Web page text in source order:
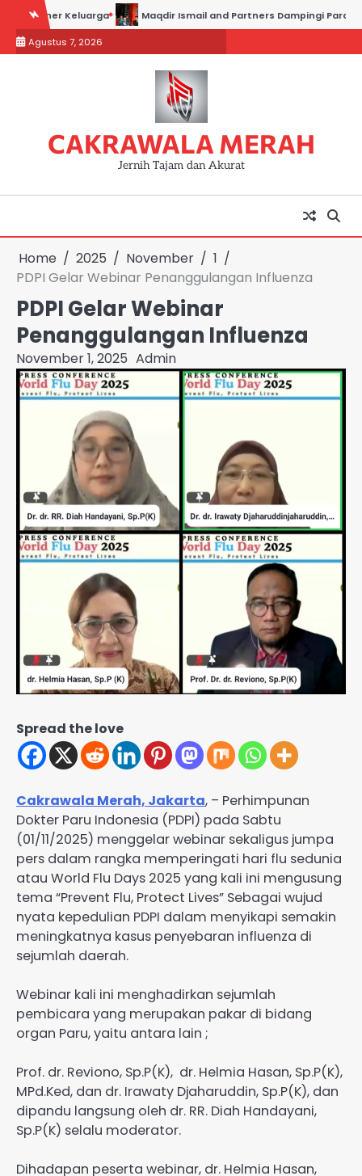
content
Keluarga Maqdir Ismail and Partners Dampingi Para Saksi
Agustus 7, 2026
CAKRAWALA MERAH
Jernih Tajam dan Akurat
Home 2025 November
1
PDPI Gelar Webinar Penanggulangan Influenza
PDPI Gelar Webinar
Penanggulangan Influenza
November 1, 2025 Admin
Spread the love
Cakrawala Merah, Jakarta, – Perhimpunan
Dokter Paru Indonesia (PDPI) pada Sabtu
(01/11/2025) menggelar webinar sekaligus jumpa
pers dalam rangka memperingati hari flu sedunia
atau World Flu Days 2025 yang kali ini mengusung
tema “Prevent Flu, Protect Lives” Sebagai wujud
nyata kepedulian PDPI dalam menyikapi semakin
meningkatnya kasus penyebaran influenza di
sejumlah daerah.
Webinar kali ini menghadirkan sejumlah
pembicara yang merupakan pakar di bidang
organ Paru, yaitu antara lain ;
Prof. dr. Reviono, Sp.P(K), dr. Helmia Hasan, Sp.P(K),
MPd.Ked, dan dr. Irawaty Djaharuddin, Sp.P(K), dan
dipandu langsung oleh dr. RR. Diah Handayani,
Sp.P(K) selalu moderator.
Dihadapan peserta webinar, dr. Helmia Hasan,